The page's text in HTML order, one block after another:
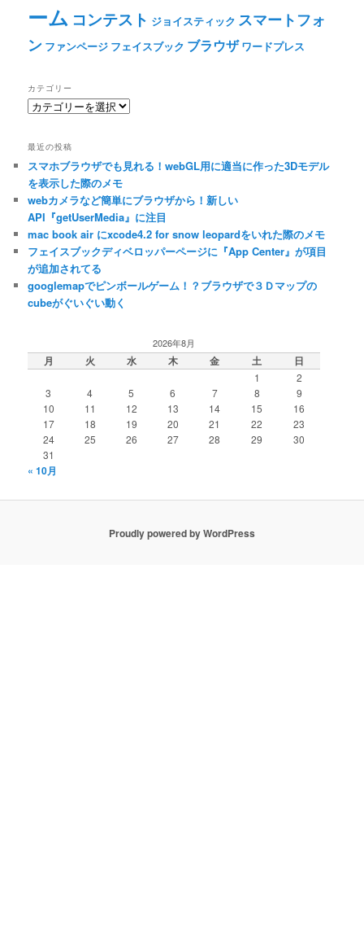
ーム コンテスト ジョイスティック スマートフォ
ン ファンページ フェイスブック ブラウザ ワードプレス
カテゴリー
カ
リ
ー
最近の投稿
スマホブラウザでも見れる！webGL用に適当に作った3Dモデル
を表示した際のメモ
webカメラなど簡単にブラウザから！新しい
API『getUserMedia』に注目
mac book air にxcode4.2 for snow leopardをいれた際のメモ
フェイスブックディベロッパーページに『App Center』が項目
が追加されてる
googlemapでピンボールゲーム！？ブラウザで３Ｄマップの
cubeがぐいぐい動く
2026年8月
月 火 水 木 金 土 日
1
2
3
4 5 6 7 8
9
10
11 12 13 14 15
16
17
18 19 20 21 22
23
24
25 26 27 28 29
30
31
« 10月
Proudly powered by WordPress